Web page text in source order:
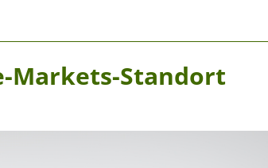
Markets-Standort